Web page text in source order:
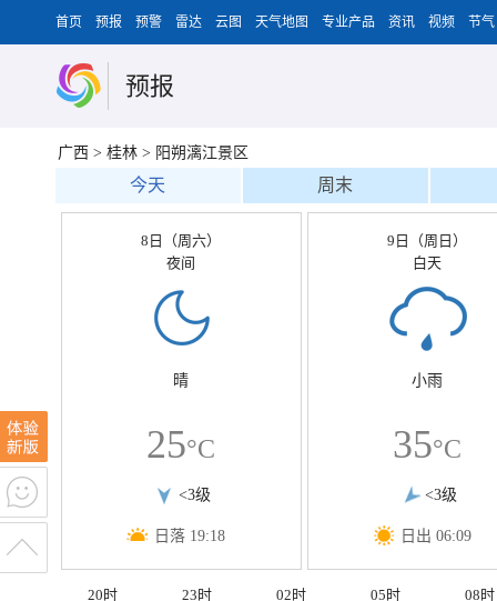
首页 预报 预警 雷达 云图 天气地图 专业产品 资讯 视频 节气
预报
广西 > 桂林 > 阳朔漓江景区
今天 周末
8日（周六）
夜间
晴
25°C
<3级
日落 19:18
9日（周日）
白天
小雨
35°C
<3级
日出 06:09
20时 23时 02时 05时 08时